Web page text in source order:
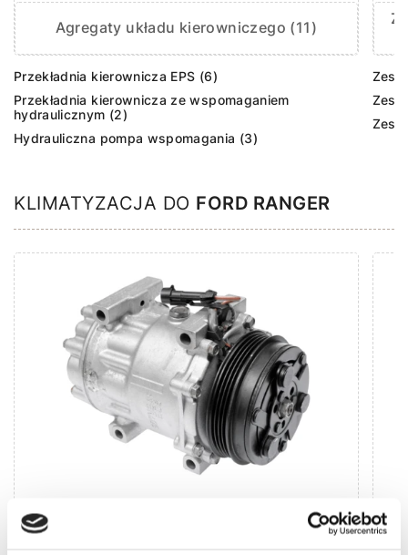
Agregaty układu kierowniczego (11)
Przekładnia kierownicza EPS (6)
Przekładnia kierownicza ze wspomaganiem
hydraulicznym (2)
Hydrauliczna pompa wspomagania (3)
KLIMATYZACJA DO FORD RANGER
Jednostki systemu klimatycznego (7)